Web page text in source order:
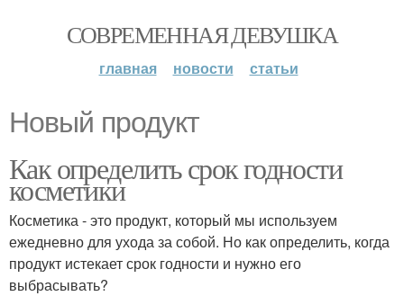
СОВРЕМЕННАЯ ДЕВУШКА
главная новости статьи
Новый продукт
Как определить срок годности
косметики
Косметика - это продукт, который мы используем
ежедневно для ухода за собой. Но как определить, когда
продукт истекает срок годности и нужно его
выбрасывать?